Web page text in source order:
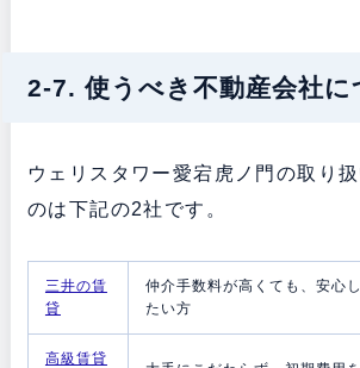
2-7. 使うべき不動産会社に
ウェリスタワー愛宕虎ノ門の取り
のは下記の2社です。
三井の賃
貸
仲介手数料が高くても、安心
たい方
高級賃貸